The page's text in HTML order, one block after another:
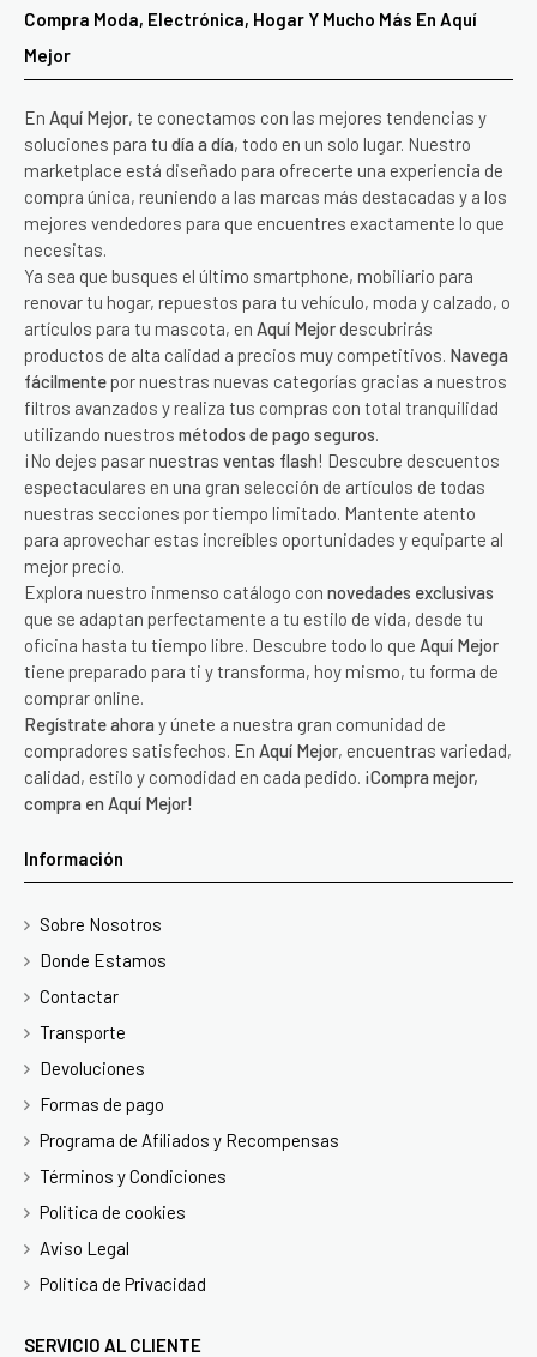
Compra Moda, Electrónica, Hogar Y Mucho Más En Aquí
Mejor
En Aquí Mejor, te conectamos con las mejores tendencias y
soluciones para tu día a día, todo en un solo lugar. Nuestro
marketplace está diseñado para ofrecerte una experiencia de
compra única, reuniendo a las marcas más destacadas y a los
mejores vendedores para que encuentres exactamente lo que
necesitas.
Ya sea que busques el último smartphone, mobiliario para
renovar tu hogar, repuestos para tu vehículo, moda y calzado, o
artículos para tu mascota, en Aquí Mejor descubrirás
productos de alta calidad a precios muy competitivos. Navega
fácilmente por nuestras nuevas categorías gracias a nuestros
filtros avanzados y realiza tus compras con total tranquilidad
utilizando nuestros métodos de pago seguros.
¡No dejes pasar nuestras ventas flash! Descubre descuentos
espectaculares en una gran selección de artículos de todas
nuestras secciones por tiempo limitado. Mantente atento
para aprovechar estas increíbles oportunidades y equiparte al
mejor precio.
Explora nuestro inmenso catálogo con novedades exclusivas
que se adaptan perfectamente a tu estilo de vida, desde tu
oficina hasta tu tiempo libre. Descubre todo lo que Aquí Mejor
tiene preparado para ti y transforma, hoy mismo, tu forma de
comprar online.
Regístrate ahora y únete a nuestra gran comunidad de
compradores satisfechos. En Aquí Mejor, encuentras variedad,
calidad, estilo y comodidad en cada pedido. ¡Compra mejor,
compra en Aquí Mejor!
Información
Sobre Nosotros
Donde Estamos
Contactar
Transporte
Devoluciones
Formas de pago
Programa de Afiliados y Recompensas
Términos y Condiciones
Politica de cookies
Aviso Legal
Politica de Privacidad
SERVICIO AL CLIENTE